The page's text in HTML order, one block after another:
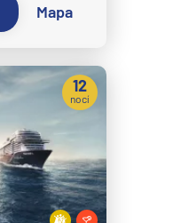
Mapa
12
nocí